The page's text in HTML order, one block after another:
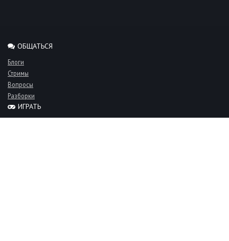
ОБЩАТЬСЯ
Блоги
Стримы
Вопросы
Разборки
ИГРАТЬ